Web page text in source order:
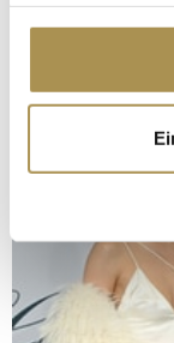
Cookie-
Trigger Symbol
erfassen,
bestimmten
Erfahren Sie
verarbeitet